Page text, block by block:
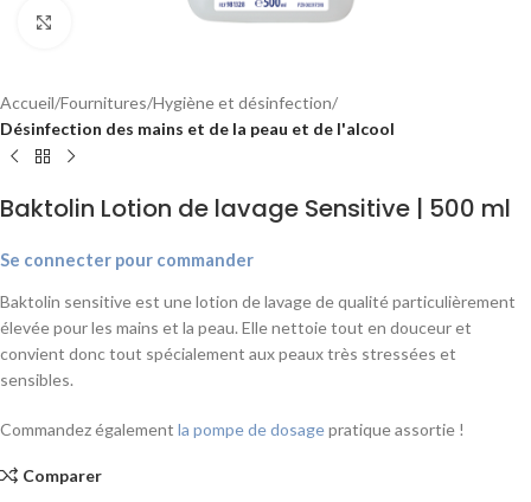
Accueil Fournitures Hygiène et désinfection
Désinfection des mains et de la peau et de l'alcool
Baktolin Lotion de lavage Sensitive | 500 ml
Se connecter pour commander
Baktolin sensitive est une lotion de lavage de qualité particulièrement
élevée pour les mains et la peau. Elle nettoie tout en douceur et
convient donc tout spécialement aux peaux très stressées et
sensibles.
Commandez également la pompe de dosagepratique assortie !
Comparer